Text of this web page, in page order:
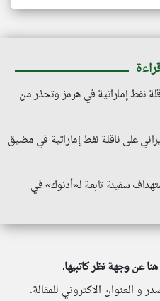
نفط إماراتية في هرمز وتحذر من
على ناقلة نفط إماراتية في مضيق
سفينة تابعة لـ«أدنوك» في
عن وجهة نظر كاتبيها.
و العنوان الاكتروني للمقالة.